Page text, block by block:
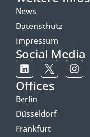
News
Datenschutz
Impressum
Social Media
Offices
Berlin
Düsseldorf
Frankfurt